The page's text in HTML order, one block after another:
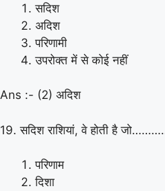
सदिश
अदिश
परिणामी
उपरोक्त में से कोई नहीं
Ans :- (2) अदिश
19. सदिश राशियां, वे होती है
परिणाम
दिशा